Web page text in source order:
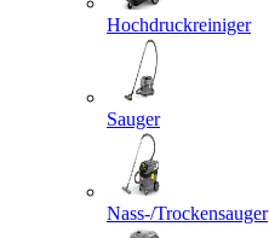
Hochdruckreiniger
Sauger
Nass-/Trockensauger